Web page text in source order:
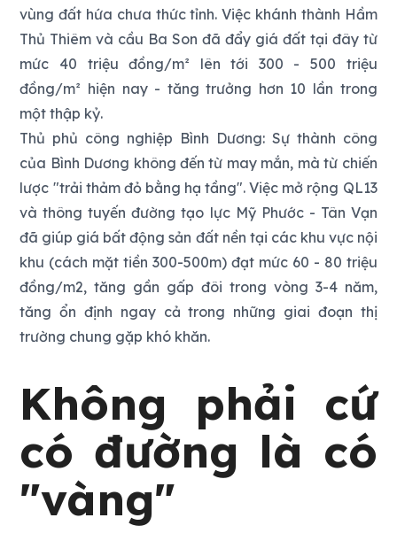
vùng đất hứa chưa thức tỉnh. Việc khánh thành Hầm
Thủ Thiêm và cầu Ba Son đã đẩy giá đất tại đây từ
mức 40 triệu đồng/m² lên tới 300 - 500 triệu
đồng/m² hiện nay - tăng trưởng hơn 10 lần trong
một thập kỷ.
Thủ phủ công nghiệp Bình Dương: Sự thành công
của Bình Dương không đến từ may mắn, mà từ chiến
lược "trải thảm đỏ bằng hạ tầng". Việc mở rộng QL13
và thông tuyến đường tạo lực Mỹ Phước - Tân Vạn
đã giúp giá bất động sản đất nền tại các khu vực nội
khu (cách mặt tiền 300-500m) đạt mức 60 - 80 triệu
đồng/m2, tăng gần gấp đôi trong vòng 3-4 năm,
tăng ổn định ngay cả trong những giai đoạn thị
trường chung gặp khó khăn.
Không phải cứ
có đường là có
"vàng"